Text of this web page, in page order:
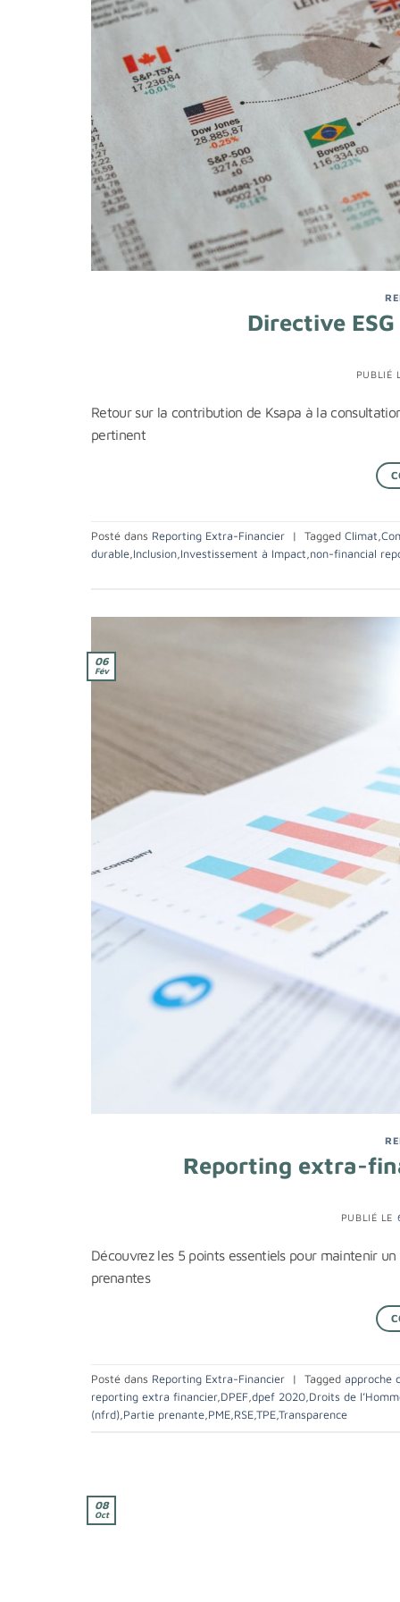
Directive
PUBLIÉ
Retour sur la contribution de Ksapa à la
pertinent
Posté dans Reporting Extra-Financier | Tagged Climat,
durable,Inclusion,Investissement à Impact,non-financial
06
Fév
Reporting extra-
PUBLIÉ LE
Découvrez les 5 points essentiels pour maintenir
prenantes
Posté dans Reporting Extra-Financier | Tagged approche
reporting extra financier,DPEF,dpef 2020,Droits de
(nfrd),Partie prenante,PME,RSE,TPE,Transparence
08
Oct